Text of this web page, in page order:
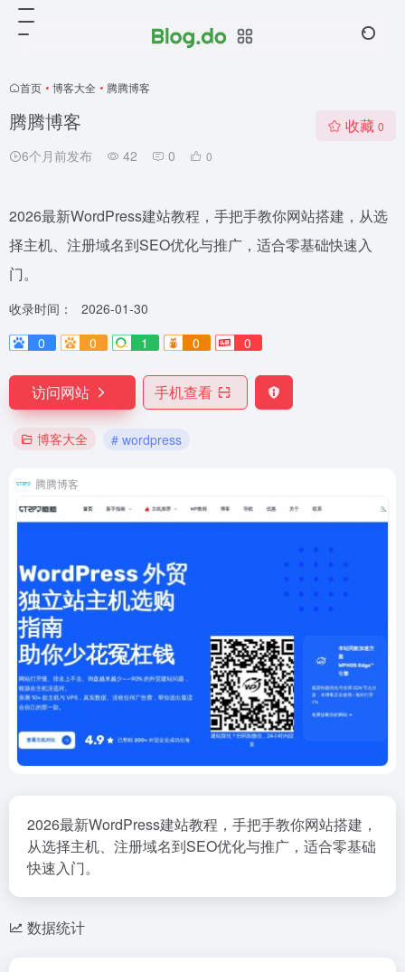
首页 • 博客大全 • 腾腾博客
腾腾博客
6个月前发布 42 0 0
收藏 0
2026最新WordPress建站教程，手把手教你网站搭建，从选
择主机、注册域名到SEO优化与推广，适合零基础快速入
门。
收录时间：
2026-01-30
0
0 1 0 0
访问网站 手机查看
博客大全 # wordpress
腾腾博客
2026最新WordPress建站教程，手把手教你网站搭建，
从选择主机、注册域名到SEO优化与推广，适合零基础
快速入门。
数据统计